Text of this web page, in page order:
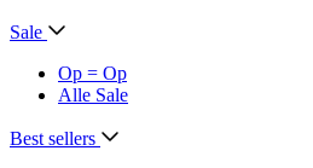
Sale
Op = Op
Alle Sale
Best sellers